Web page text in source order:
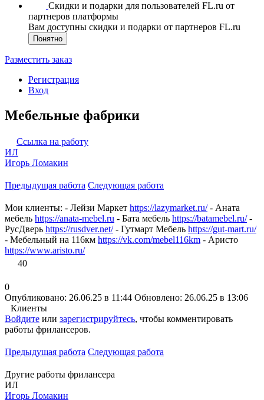
Скидки и подарки для пользователей FL.ru от
партнеров платформы
Вам доступны скидки и подарки от партнеров FL.ru
Понятно
Разместить заказ
Регистрация
Вход
Мебельные фабрики
Ссылка на работу
ИЛ
Игорь Ломакин
Предыдущая работа Следующая работа
Мои клиенты: - Лейзи Маркет https://lazymarket.ru/- Аната
мебель https://anata-mebel.ru - Бата мебель https://batamebel.ru/-
РусДверь https://rusdver.net/- Гутмарт Мебель https://gut-mart.ru/
- Мебельный на 116км https://vk.com/mebel116km - Аристо
https://www.aristo.ru/
40
0
Опубликовано: 26.06.25 в 11:44 Обновлено: 26.06.25 в 13:06
Клиенты
Войдите или зарегистрируйтесь, чтобы комментировать
работы фрилансеров.
Предыдущая работа Следующая работа
Другие работы фрилансера
ИЛ
Игорь Ломакин